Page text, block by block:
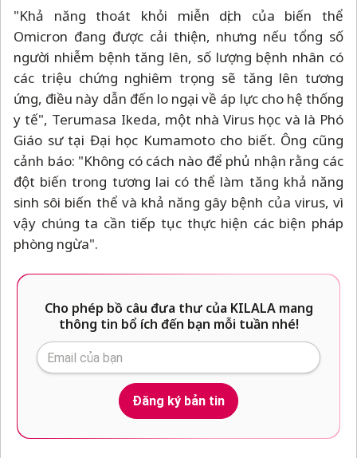
"Khả năng thoát khỏi miễn dịch của biến thể
Omicron đang được cải thiện, nhưng nếu tổng số
người nhiễm bệnh tăng lên, số lượng bệnh nhân có
các triệu chứng nghiêm trọng sẽ tăng lên tương
ứng, điều này dẫn đến lo ngại về áp lực cho hệ thống
y tế", Terumasa Ikeda, một nhà Virus học và là Phó
Giáo sư tại Đại học Kumamoto cho biết. Ông cũng
cảnh báo: "Không có cách nào để phủ nhận rằng các
đột biến trong tương lai có thể làm tăng khả năng
sinh sôi biến thể và khả năng gây bệnh của virus, vì
vậy chúng ta cần tiếp tục thực hiện các biện pháp
phòng ngừa".
Cho phép bồ câu đưa thư của KILALA mang
thông tin bổ ích đến bạn mỗi tuần nhé!
Đăng ký bản tin